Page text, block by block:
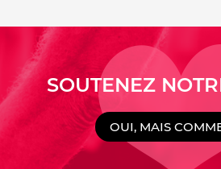
SOUTENEZ
OUI, MAIS